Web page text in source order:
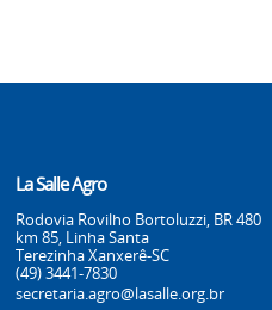
La Salle Agro
Rodovia Rovilho Bortoluzzi, BR 480
km 85, Linha Santa
Terezinha Xanxerê-SC
(49) 3441-7830
secretaria.agro@lasalle.org.br